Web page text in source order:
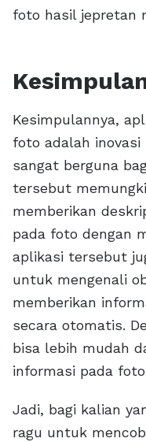
foto hasil jepretan
Kesimpulannya,
foto adalah
sangat berguna
tersebut
memberikan
pada foto dengan
aplikasi tersebut
untuk mengenali
memberikan
secara otomatis.
bisa lebih mudah
informasi pada
Jadi, bagi kalian
ragu untuk